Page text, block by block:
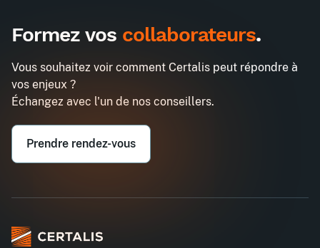
Fonctionnement des IRP : CSE,
Entreprise*
Téléphone professionnel*
Formez vos collaborateurs.
Vous souhaitez voir comment Certalis peut répondre à
vos enjeux ?
Échangez avec l'un de nos conseillers.
Prendre rendez-vous